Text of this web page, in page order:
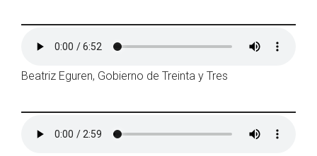
Beatriz Eguren, Gobierno de Treinta y Tres